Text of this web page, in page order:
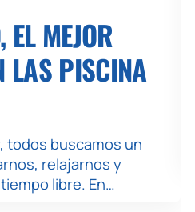
EL MEJOR
LAS PISCINA
todos buscamos un
relajarnos y
libre. En…